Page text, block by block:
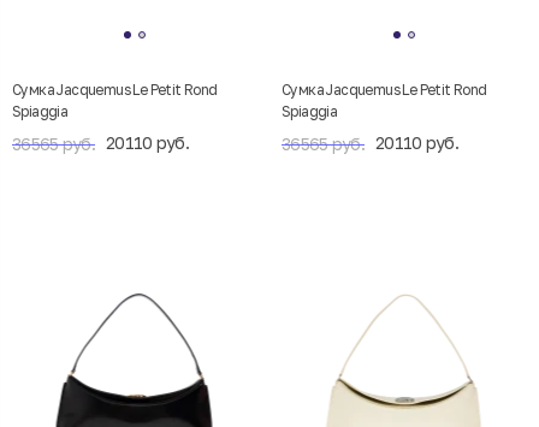
Сумка Jacquemus Le Petit Rond
Spiaggia
36565 руб. 20110 руб.
Сумка Jacquemus Le Petit Rond
Spiaggia
36565 руб. 20110 руб.